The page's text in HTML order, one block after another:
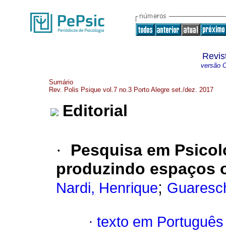
versão
Sumário
Rev. Polis Psique vol.7 no.3 Porto Alegre set./dez. 2017
Editorial
·
Pesquisa em
produzindo espaços
Nardi, Henrique;
· texto em Português